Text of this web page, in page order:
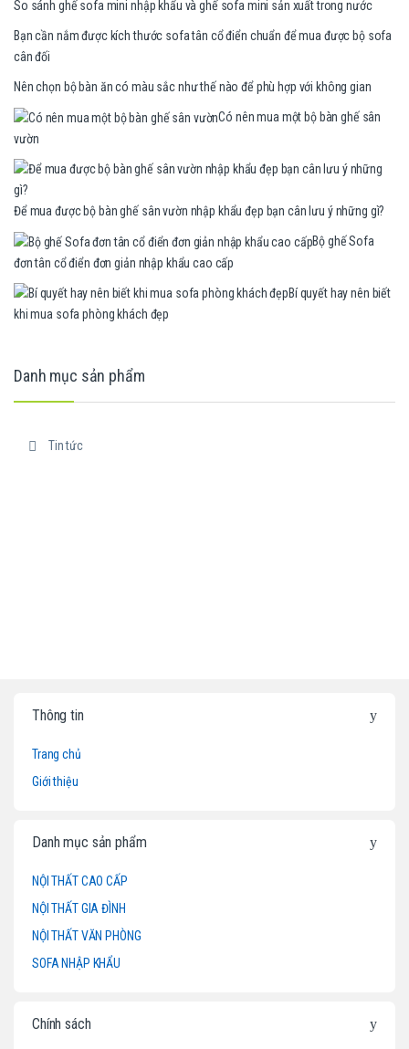
So sánh ghế sofa mini nhập khẩu và ghế sofa mini sản xuất trong nước
Bạn cần nắm được kích thước sofa tân cổ điển chuẩn để mua được bộ sofa
cân đối
Nên chọn bộ bàn ăn có màu sắc như thế nào để phù hợp với không gian
Có nên mua một bộ bàn ghế sân
vườn
Để mua được bộ bàn ghế sân vườn nhập khẩu đẹp bạn cân lưu ý những gì?
Bộ ghế Sofa
đơn tân cổ điển đơn giản nhập khẩu cao cấp
Bí quyết hay nên biết
khi mua sofa phòng khách đẹp
Danh mục sản phẩm
Tin tức
Thông tin
Trang chủ
Giới thiệu
Danh mục sản phẩm
NỘI THẤT CAO CẤP
NỘI THẤT GIA ĐÌNH
NỘI THẤT VĂN PHÒNG
SOFA NHẬP KHẨU
Chính sách